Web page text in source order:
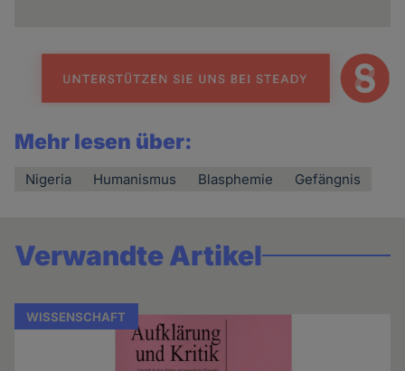
Mehr lesen über:
Nigeria Humanismus Blasphemie Gefängnis
Verwandte Artikel
WISSENSCHAFT